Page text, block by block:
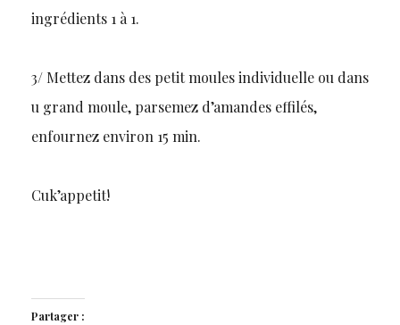
ingrédients 1 à 1.
3/ Mettez dans des petit moules individuelle ou dans
u grand moule, parsemez d’amandes effilés,
enfournez environ 15 min.
Cuk’appetit!
Partager :